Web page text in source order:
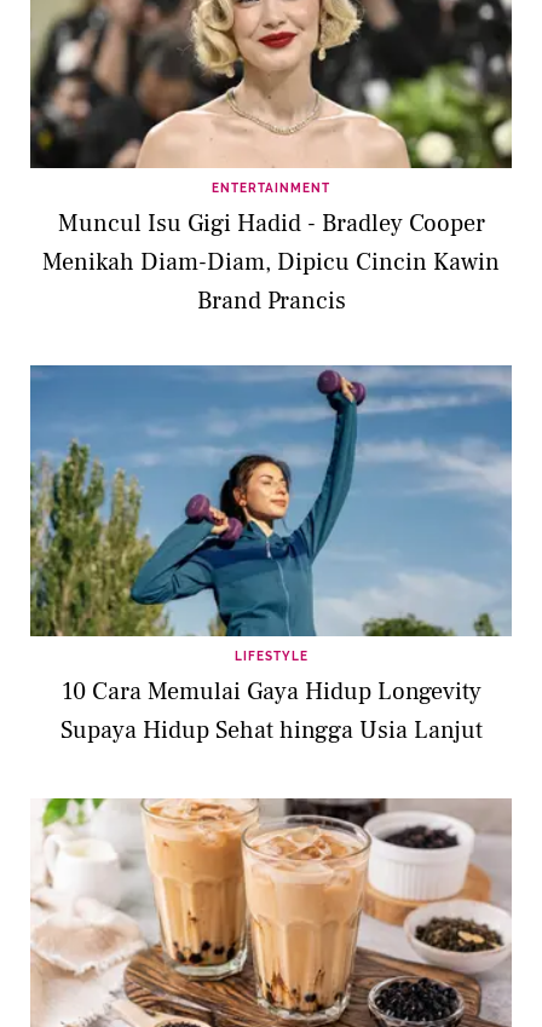
ENTERTAINMENT
Muncul Isu Gigi Hadid - Bradley Cooper
Menikah Diam-Diam, Dipicu Cincin Kawin
Brand Prancis
LIFESTYLE
10 Cara Memulai Gaya Hidup Longevity
Supaya Hidup Sehat hingga Usia Lanjut